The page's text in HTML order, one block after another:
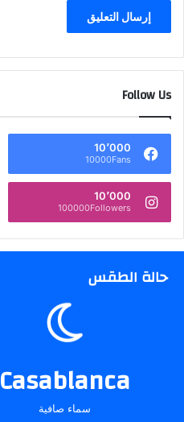
Follow Us
10٬000
10000Fans
10٬000
100000Followers
حالة الطقس
Casablanca
سماء صافية